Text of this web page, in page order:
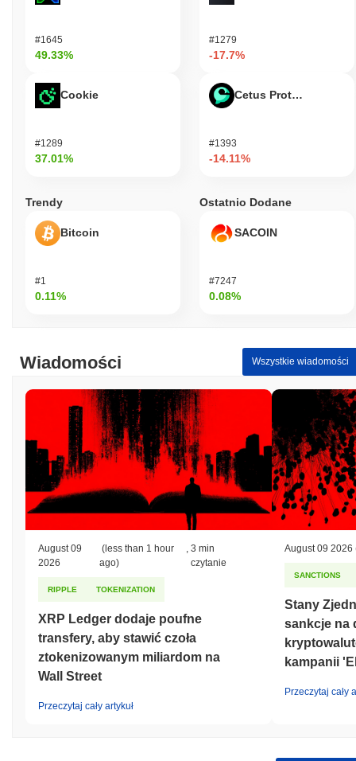
#1645
49.33%
Cookie
#1289
37.01%
#1279
-17.7%
Cetus Protocol
#1393
-14.11%
Trendy
Bitcoin
#1
0.11%
Ostatnio Dodane
SACOIN
#7247
0.08%
Wiadomości Wszystkie wiadomości
August 09
2026
(less than 1 hour
ago)
,3 min
czytanie
RIPPLE TOKENIZATION
XRP Ledger dodaje poufne
transfery, aby stawić czoła
ztokenizowanym miliardom na
Wall Street
Przeczytaj cały artykuł
August 09 2026
SANCTIONS
Stany
sankcje na
kampanii
Przeczytaj cały